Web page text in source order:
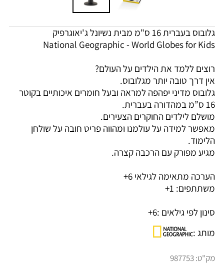
גלובוס בעברית 16 ס"מ מבית
נשיונל ג'יאוגרפיק
National Geographic - World Globes for Kids
רוצים ללמד את הילדים על העולם?
אין דרך טובה יותר מגלובוס.
גלובוס מדיני יפהפה למראה ובעל חומרים איכותיים בקוטר
16 ס”מ במהדורה בעברית.
מושלם לילדים החוקרים הצעירים.
מאפשר למידה על עולמנו ומהווה פריט חובה על שולחן
הלימוד.
מגיע מפורק עם הרכבה קצרה.
הערכה מתאימה לגילאי 6+
משתתפים: 1+
סינון לפי גילאים :6+
מותג :
מק"ט:987753